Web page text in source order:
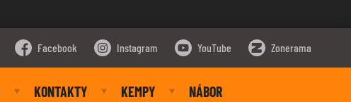
Facebook Instagram YouTube Zonerama
KONTAKTY KEMPY NÁBOR